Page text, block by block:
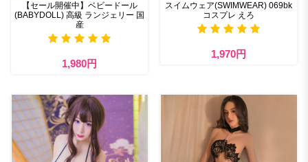
【セール開催中】ベビードール
(BABYDOLL) 高級 ランジェリー 国
産
1,980円
スイムウェア(SWIMWEAR) 069bk
コスプレ えろ
1,970円